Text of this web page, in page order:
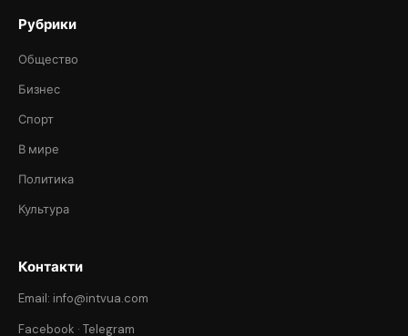
Рубрики
Общество
Бизнес
Спорт
В мире
Политика
Культура
Контакти
Email: info@intvua.com
Facebook · Telegram